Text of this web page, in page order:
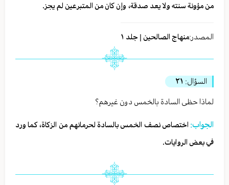
من مؤونة سنته ولا يعد صدقة، وإن كان من المتبرعين لم يجز.
المصدر:منهاج الصالحين | جلد ١
السؤال: ٢١
لماذا حظى السادة بالخمس دون غيرهم؟
الجواب: اختصاص نصف الخمس بالسادة لحرمانهم من الزكاة، كما ورد
في بعض الروايات.